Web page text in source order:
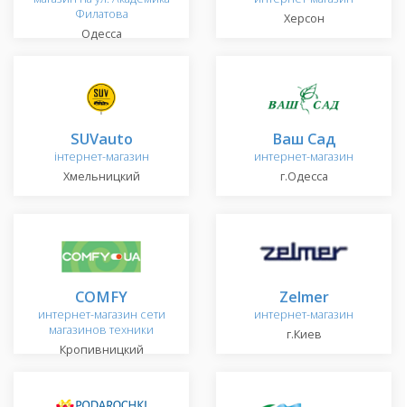
Филатова
Одесса
Херсон
SUVauto
інтернет-магазин
Хмельницкий
Ваш Сад
интернет-магазин
г.Одесса
COMFY
интернет-магазин сети
магазинов техники
Кропивницкий
Zelmer
интернет-магазин
г.Киев